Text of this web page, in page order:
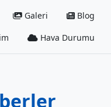
Galeri
Blog
Hava Durumu